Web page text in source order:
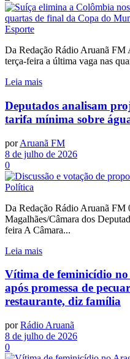
Esporte
Da Redação Rádio Aruanã FM
terça-feira a última vaga nas
Leia mais
Deputados analisam
tarifa mínima sobre
por Aruanã FM
8 de julho de 2026
0
Política
Da Redação Rádio Aruanã
Magalhães/Câmara dos
feira A Câmara...
Leia mais
Vítima de feminicídio
após promessa de
restaurante, diz família
por Rádio Aruanã
8 de julho de 2026
0